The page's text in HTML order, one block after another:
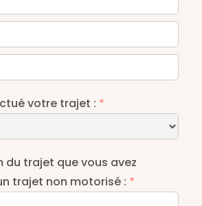
votre trajet : *
du trajet que vous avez
trajet non motorisé : *